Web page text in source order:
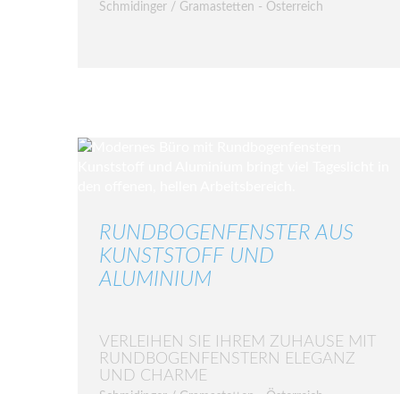
Schmidinger / Gramastetten - Österreich
RUNDBOGENFENSTER AUS
KUNSTSTOFF UND
ALUMINIUM
VERLEIHEN SIE IHREM ZUHAUSE MIT
RUNDBOGENFENSTERN ELEGANZ
UND CHARME